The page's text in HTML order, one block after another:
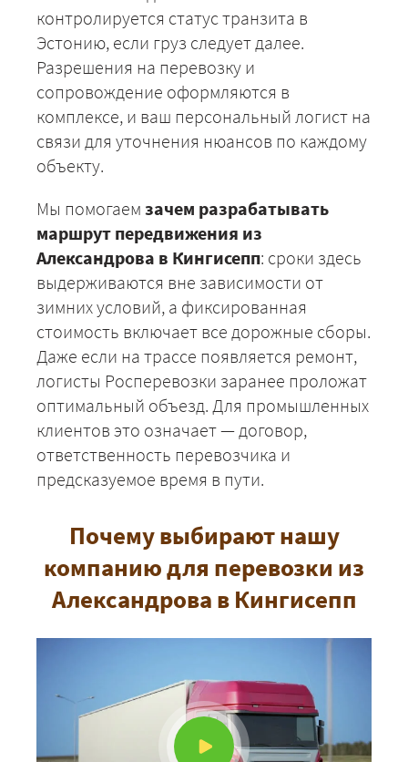
контролируется статус транзита в
Эстонию, если груз следует далее.
Разрешения на перевозку и
сопровождение оформляются в
комплексе, и ваш персональный логист на
связи для уточнения нюансов по каждому
объекту.
Мы помогаем зачем разрабатывать
маршрут передвижения из
Александрова в Кингисепп: сроки здесь
выдерживаются вне зависимости от
зимних условий, а фиксированная
стоимость включает все дорожные сборы.
Даже если на трассе появляется ремонт,
логисты Росперевозки заранее проложат
оптимальный объезд. Для промышленных
клиентов это означает — договор,
ответственность перевозчика и
предсказуемое время в пути.
Почему выбирают нашу
компанию для перевозки из
Александрова в Кингисепп